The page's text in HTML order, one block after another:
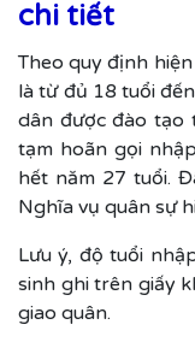
chi tiết
Theo quy định
là từ đủ 18 tuổi
dân được đào tạo
tạm hoãn gọi
hết năm 27 tuổi.
Nghĩa vụ quân sự
Lưu ý, độ tuổi
sinh ghi trên giấy
giao quân.